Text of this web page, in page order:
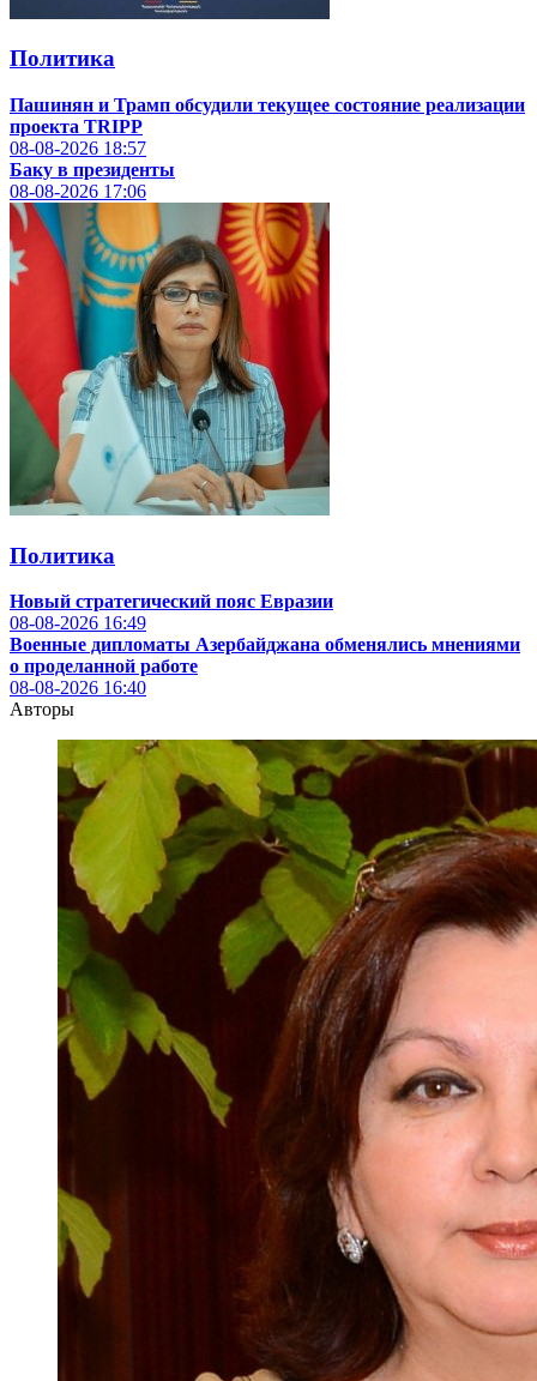
Политика
Пашинян и Трамп обсудили текущее состояние реализации
проекта TRIPP
08-08-2026 18:57
Баку в президенты
08-08-2026 17:06
Политика
Новый стратегический пояс Евразии
08-08-2026 16:49
Военные дипломаты Азербайджана обменялись мнениями
о проделанной работе
08-08-2026 16:40
Авторы